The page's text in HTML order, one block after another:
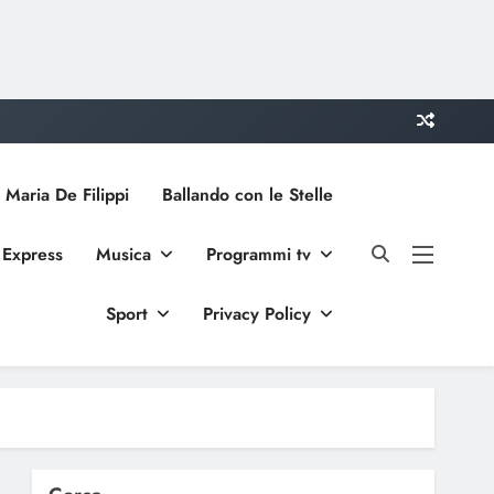
De Filippi Ballando con le Stelle
Musica Programmi tv
Sport Privacy Policy